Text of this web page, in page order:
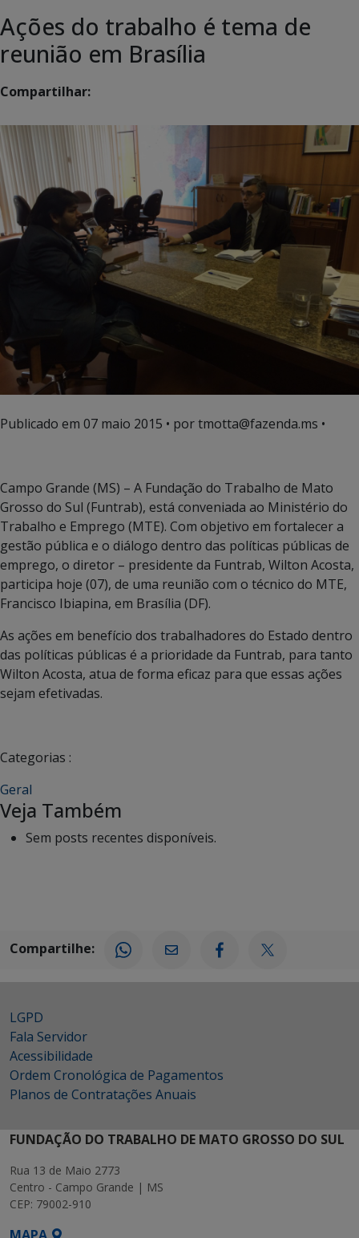
Ações do trabalho é tema de
reunião em Brasília
Compartilhar:
Publicado em 07 maio 2015 • por tmotta@fazenda.ms •
Campo Grande (MS) – A Fundação do Trabalho de Mato
Grosso do Sul (Funtrab), está conveniada ao Ministério do
Trabalho e Emprego (MTE). Com objetivo em fortalecer a
gestão pública e o diálogo dentro das políticas públicas de
emprego, o diretor – presidente da Funtrab, Wilton Acosta,
participa hoje (07), de uma reunião com o técnico do MTE,
Francisco Ibiapina, em Brasília (DF).
As ações em benefício dos trabalhadores do Estado dentro
das políticas públicas é a prioridade da Funtrab, para tanto
Wilton Acosta, atua de forma eficaz para que essas ações
sejam efetivadas.
Categorias :
Geral
Veja Também
Sem posts recentes disponíveis.
Compartilhe:
LGPD
Fala Servidor
Acessibilidade
Ordem Cronológica de Pagamentos
Planos de Contratações Anuais
FUNDAÇÃO DO TRABALHO DE MATO GROSSO DO SUL
Rua 13 de Maio 2773
Centro - Campo Grande | MS
CEP: 79002-910